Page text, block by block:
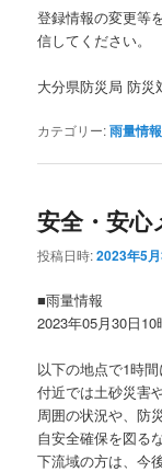
登録情報の変更等
信してください。
大分県防災局 防災
カテゴリー:雨量情報
安全・安心
投稿日時:2023年5
■雨量情報
2023年05月30日
以下の地点で1時
付近では土砂災害
周囲の状況や、防
自安全確保を図る
下流域の方は、今